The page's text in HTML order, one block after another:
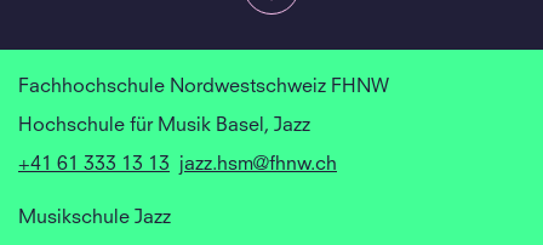
Fachhochschule Nordwestschweiz FHNW
Hochschule für Musik Basel, Jazz
+41 61 333 13 13
jazz.hsm@fhnw.ch
Musikschule Jazz